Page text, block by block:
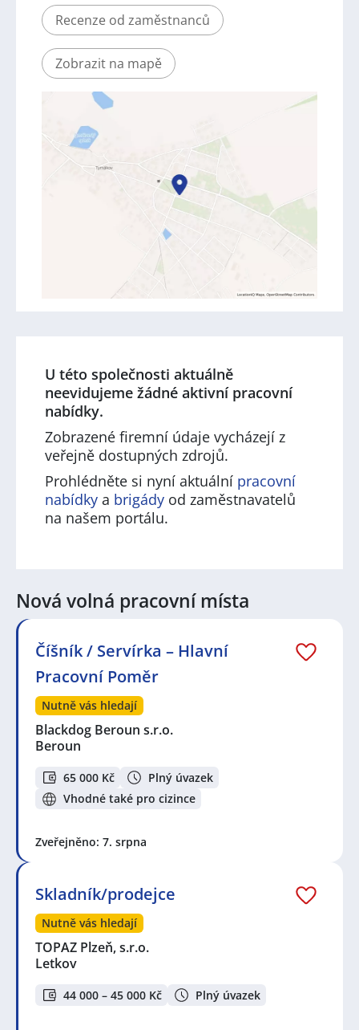
Recenze od zaměstnanců
Zobrazit na mapě
U této společnosti aktuálně
neevidujeme žádné aktivní pracovní
nabídky.
Zobrazené firemní údaje vycházejí z
veřejně dostupných zdrojů.
Prohlédněte si nyní aktuální pracovní
nabídky a brigády od zaměstnavatelů
na našem portálu.
Nová volná pracovní místa
Číšník / Servírka – Hlavní
Pracovní Poměr
Nutně vás hledají
Blackdog Beroun s.r.o.
Beroun
65 000 Kč
Plný úvazek
Vhodné také pro cizince
Zveřejněno: 7. srpna
Skladník/prodejce
Nutně vás hledají
TOPAZ Plzeň, s.r.o.
Letkov
44 000 – 45 000 Kč Plný úvazek